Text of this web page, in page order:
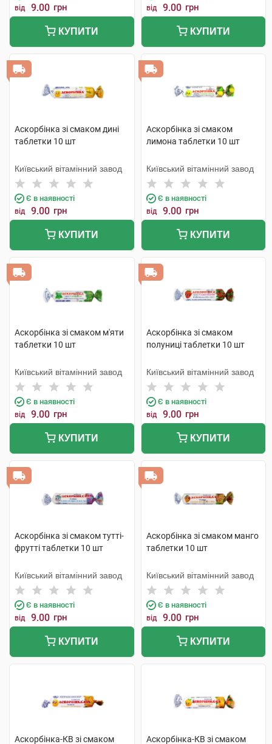
від 9.00 грн
КУПИТИ
від 9.00 грн
КУПИТИ
Аскорбінка зі смаком дині
таблетки 10 шт
Київський вітамінний завод
Є в наявності
від 9.00 грн
КУПИТИ
Аскорбінка зі смаком
лимона таблетки 10 шт
Київський вітамінний завод
Є в наявності
від 9.00 грн
КУПИТИ
Аскорбінка зі смаком м'яти
таблетки 10 шт
Київський вітамінний завод
Є в наявності
від 9.00 грн
КУПИТИ
Аскорбінка зі смаком
полуниці таблетки 10 шт
Київський вітамінний завод
Є в наявності
від 9.00 грн
КУПИТИ
Аскорбінка зі смаком тутті-
фрутті таблетки 10 шт
Київський вітамінний завод
Є в наявності
від 9.00 грн
КУПИТИ
Аскорбінка зі смаком манго
таблетки 10 шт
Київський вітамінний завод
Є в наявності
від 9.00 грн
КУПИТИ
Аскорбінка-КВ зі смаком Аскорбінка-КВ зі смаком